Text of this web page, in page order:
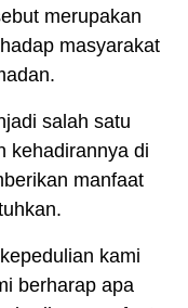
merupakan
masyarakat
salah satu
kehadirannya di
manfaat
kami
berharap apa